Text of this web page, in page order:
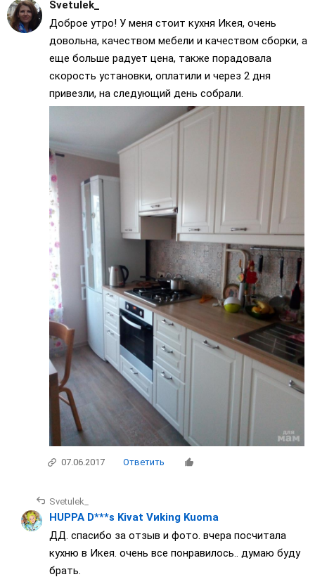
Svetulek_
Доброе утро! У меня стоит кухня Икея, очень
довольна, качеством мебели и качеством сборки, а
еще больше радует цена, также порадовала
скорость установки, оплатили и через 2 дня
привезли, на следующий день собрали.
07.06.2017 Ответить
Svetulek_
HUPPA D***s Kivat Vиking Kuoma
ДД. спасибо за отзыв и фото. вчера посчитала
кухню в Икея. очень все понравилось.. думаю буду
брать.